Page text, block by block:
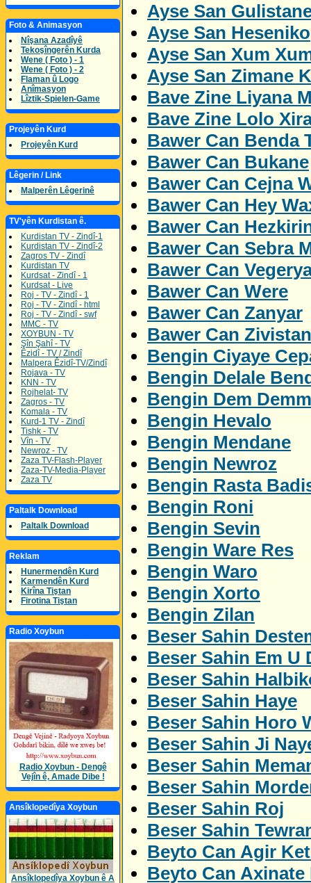
Foto & Animasyon
Nîşana Azadîyê
Tekoşîngerên Kurda
Wene ( Foto ) - 1
Wene ( Foto ) - 2
Flaman û Logo
Anîmasyon
Lîztik-Spielen-Game
Projeyên Kurd
Projeyên Kurd
Lêgerin / Link
Malperên Lêgerinê
TV'yên Kurdistan ê.
Kurdistan TV - Zindî-1
Kurdistan TV - Zindî-2
Zagros TV - Zindî
Kurdistan TV
Kurdsat - Zindî - 1
Kurdsat - Live
Roj - TV - Zindî - 1
Roj - TV - Zindî - html
Roj - TV - Zindî - swf
MMC - TV
XOYBUN - TV
Şîn Şahî - TV
Êzidî - TV / Zindî
Malpera Êzidî-TV/Zindî
Rojava - TV
KNN - TV
Rojhelat- TV
Zagros - TV
Komala - TV
Kurd-1 TV - Zindî
Tishk - TV
Vîn - TV
Newroz - TV
Zaza TV-Flash-Player
Zaza-TV-Media-Player
Zaza TV
Paltalk Download
Paltalk Download
Reklam
Hunermendên Kurd
Karmendên Kurd
Kirîna Tiştan
Firotina Tiştan
Radio Xoybun
Radio Xoybun - Dengê
Vejîn ê, Amade Dibe !
Ansîklopedîya Xoybun
Ansîklopedîya Xoybun ê A
Ayse San
Ayse San Heseniko
Ayse San Xum
Ayse San Zimane
Bave Zine Liyana
Bave Zine Lolo
Bawer Can Benda
Bawer Can Bukane
Bawer Can Cejna
Bawer Can Hey
Bawer Can
Bawer Can Sebra
Bawer Can
Bawer Can Were
Bawer Can Zanyar
Bawer Can
Bengin Ciyaye
Bengin Delale
Bengin Dem
Bengin Hevalo
Bengin Mendane
Bengin Newroz
Bengin Rasta
Bengin Roni
Bengin Sevin
Bengin Ware Res
Bengin Waro
Bengin Xorto
Bengin Zilan
Beser Sahin
Beser Sahin Em U
Beser Sahin
Beser Sahin Haye
Beser Sahin Horo
Beser Sahin Ji
Beser Sahin
Beser Sahin
Beser Sahin Roj
Beser Sahin
Beyto Can Agir
Beyto Can Axinate